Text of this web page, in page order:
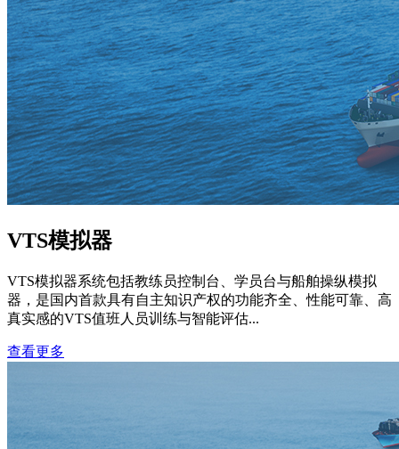
VTS模拟器
VTS模拟器系统包括教练员控制台、学员台与船舶操纵模拟
器，是国内首款具有自主知识产权的功能齐全、性能可靠、高
真实感的VTS值班人员训练与智能评估...
查看更多